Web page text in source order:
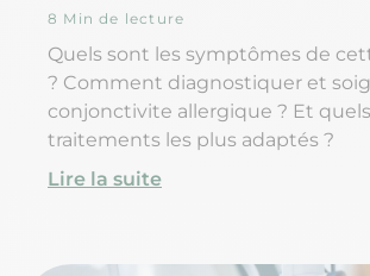
8 Min de lecture
Quels sont les symptômes de
? Comment diagnostiquer et
conjonctivite allergique ? Et
traitements les plus adaptés ?
Lire la suite